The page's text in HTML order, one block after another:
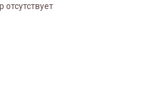
отсутствует